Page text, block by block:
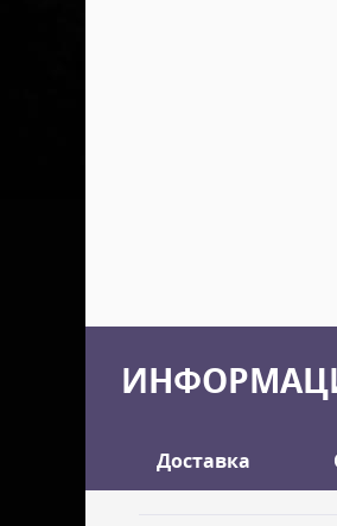
Доставка